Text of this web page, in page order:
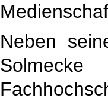
Neben
Solmecke